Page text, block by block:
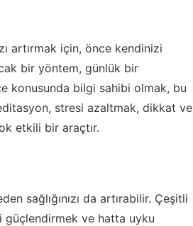
artırmak için, önce kendinizi
bir yöntem, günlük bir
konusunda bilgi sahibi olmak, bu
stresi azaltmak, dikkat ve
etkili bir araçtır.
sağlığınızı da artırabilir. Çeşitli
güçlendirmek ve hatta uyku